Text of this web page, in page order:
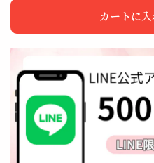
カートに